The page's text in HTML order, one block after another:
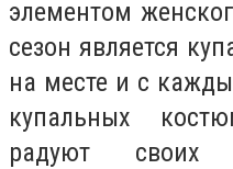
элементом
сезон является
на месте и с
купальных
радуют своих